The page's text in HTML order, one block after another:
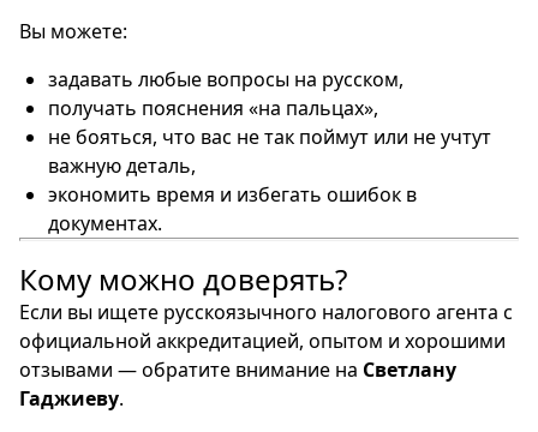
Вы можете:
задавать любые вопросы на русском,
получать пояснения «на пальцах»,
не бояться, что вас не так поймут или не учтут
важную деталь,
экономить время и избегать ошибок в
документах.
Кому можно доверять?
Если вы ищете русскоязычного налогового агента с
официальной аккредитацией, опытом и хорошими
отзывами — обратите внимание на Светлану
Гаджиеву.